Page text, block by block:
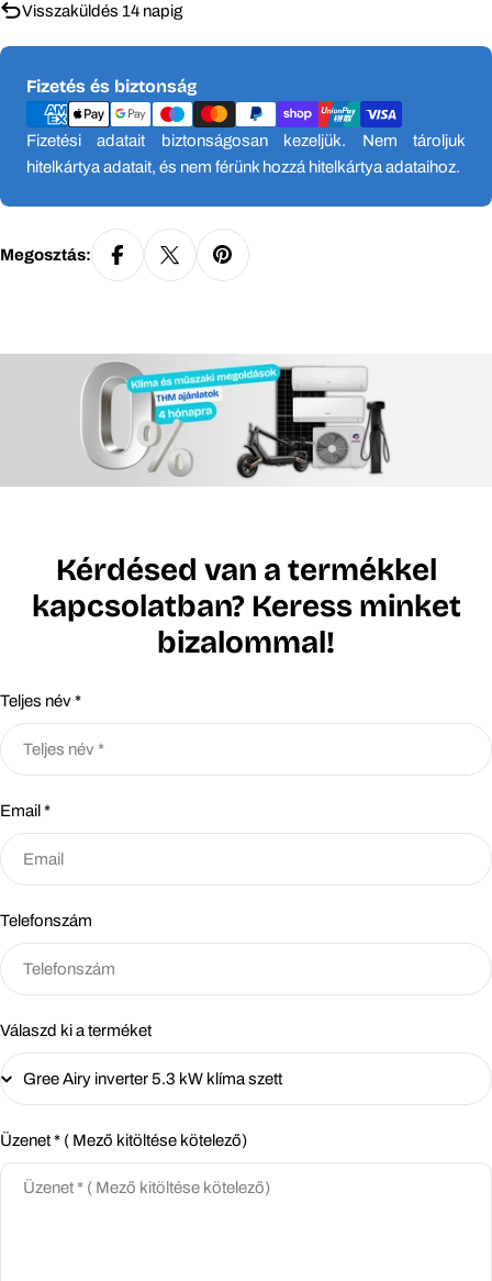
Visszaküldés 14 napig
Fizetés és biztonság
Fizetési
módok
Fizetési adatait biztonságosan kezeljük. Nem tároljuk
hitelkártya adatait, és nem férünk hozzá hitelkártya adataihoz.
Megosztás:
Kérdésed van a termékkel
kapcsolatban? Keress minket
bizalommal!
Teljes név *
Email *
Telefonszám
Válaszd ki a terméket
Üzenet * ( Mező kitöltése kötelező)